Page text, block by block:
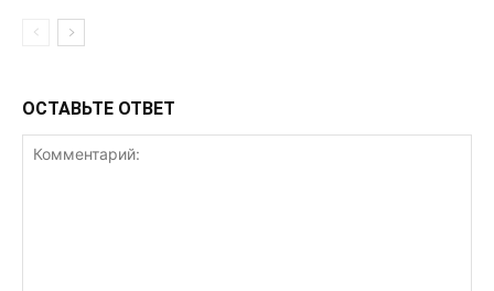
ОСТАВЬТЕ ОТВЕТ